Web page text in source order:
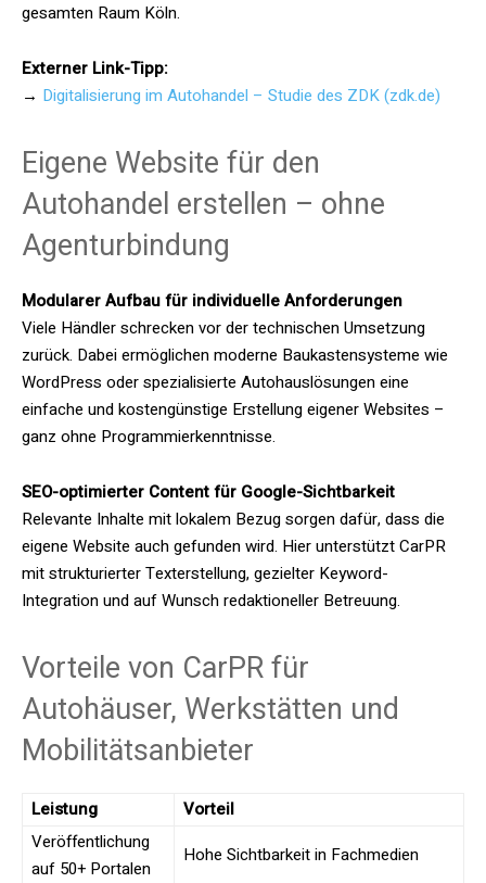
gesamten Raum Köln.
Externer Link-Tipp:
→ Digitalisierung im Autohandel – Studie des ZDK (zdk.de)
Eigene Website für den
Autohandel erstellen – ohne
Agenturbindung
Modularer Aufbau für individuelle Anforderungen
Viele Händler schrecken vor der technischen Umsetzung
zurück. Dabei ermöglichen moderne Baukastensysteme wie
WordPress oder spezialisierte Autohauslösungen eine
einfache und kostengünstige Erstellung eigener Websites –
ganz ohne Programmierkenntnisse.
SEO-optimierter Content für Google-Sichtbarkeit
Relevante Inhalte mit lokalem Bezug sorgen dafür, dass die
eigene Website auch gefunden wird. Hier unterstützt CarPR
mit strukturierter Texterstellung, gezielter Keyword-
Integration und auf Wunsch redaktioneller Betreuung.
Vorteile von CarPR für
Autohäuser, Werkstätten und
Mobilitätsanbieter
Leistung
Vorteil
Veröffentlichung
auf 50+ Portalen
Hohe Sichtbarkeit in Fachmedien